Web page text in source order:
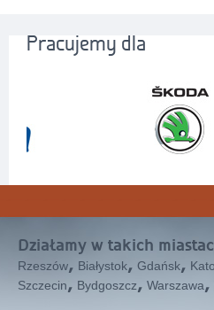
Pracujemy dla
Działamy w takich
Rzeszów, Białystok, Gdańsk,
Szczecin, Bydgoszcz, Warszawa,